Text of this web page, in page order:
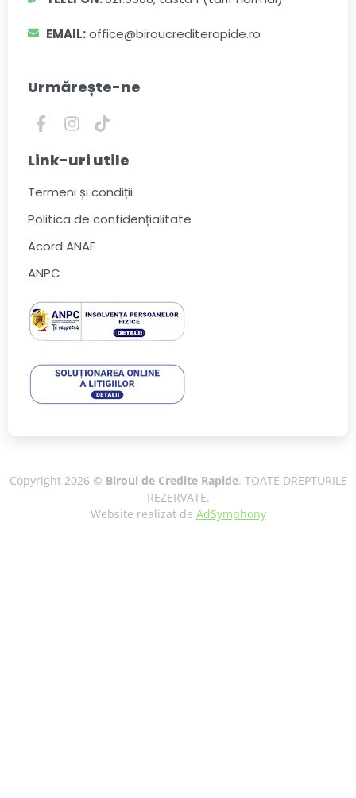
EMAIL:office@biroucrediterapide.ro
Urmărește-ne
Link-uri utile
Termeni și condiții
Politica de confidențialitate
Acord ANAF
ANPC
Copyright 2026 © Biroul de Credite Rapide. TOATE DREPTURILE
REZERVATE.
Website realizat de AdSymphony